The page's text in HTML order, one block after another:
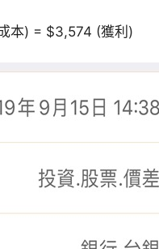
本) = $3,574 (獲利)